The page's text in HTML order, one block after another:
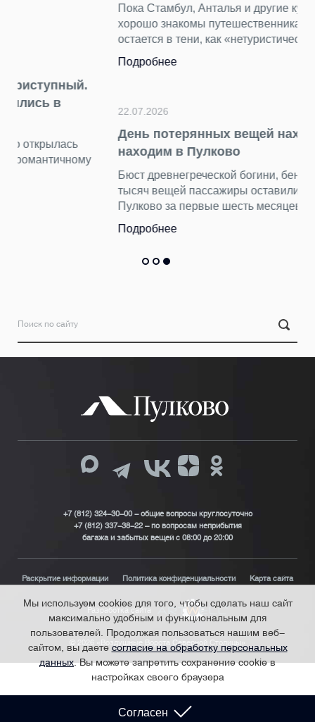
Пока Стамбул, Анталья и другие курортные города
хорошо знакомы путешественникам, Анкара
остается в тени, как «нетуристическая» столица.
День потерянных вещей находок: что мы
находим в Пулково
Бюст древнегреческой богини, бензопилу и еще 15
тысяч вещей пассажиры оставили в терминале
Пулково за первые шесть месяцев 2026 года.
+7 (812) 324-30-00 - общие вопросы круглосуточно
+7 (812) 337-38-22 – по вопросам неприбытия
багажа и забытых вещей с 08:00 до 20:00
Раскрытие информации Политика конфиденциальности Карта сайта
Разработка сайта
© 2026 «Воздушные Ворота Северной Столицы»
Мы используем cookies для того, чтобы сделать наш сайт
максимально удобным и функциональным для
пользователей. Продолжая пользоваться нашим веб-
сайтом, вы даетесогласие на обработку персональных
данных. Вы можете запретить сохранение cookie в
настройках своего браузера
Согласен